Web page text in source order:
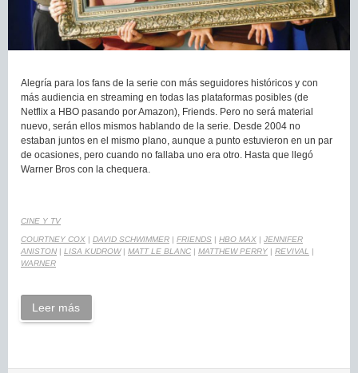
Alegría para los fans de la serie con más seguidores históricos y con
más audiencia en streaming en todas las plataformas posibles (de
Netflix a HBO pasando por Amazon), Friends. Pero no será material
nuevo, serán ellos mismos hablando de la serie. Desde 2004 no
estaban juntos en el mismo plano, aunque a punto estuvieron en un par
de ocasiones, pero cuando no fallaba uno era otro. Hasta que llegó
Warner Bros con la chequera.
CINE Y TV
COURTNEY COX | DAVID SCHWIMMER | FRIENDS | HBO MAX | JENNIFER
ANISTON | LISA KUDROW| MATT LE BLANC | MATTHEW PERRY | REVIVAL
|
WARNER
Leer más